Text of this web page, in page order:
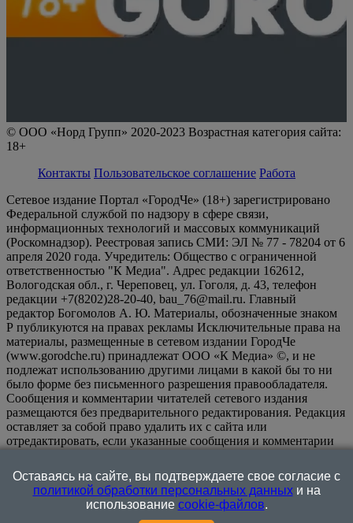
© ООО «Норд Групп» 2020-2023 Возрастная категория сайта:
18+
Контакты Пользовательское соглашение Работа
Сетевое издание Портал «ГородЧе» (18+) зарегистрировано
Федеральной службой по надзору в сфере связи,
информационных технологий и массовых коммуникаций
(Роскомнадзор). Реестровая запись СМИ: ЭЛ № 77 - 78204 от 6
апреля 2020 года. Учредитель: Общество с ограниченной
ответственностью "К Медиа". Адрес редакции 162612,
Вологодская обл., г. Череповец, ул. Гоголя, д. 43, телефон
редакции +7(8202)28-20-40, bau_76@mail.ru. Главный
редактор Богомолов А. Ю. Материалы, обозначенные знаком
Р публикуются на правах рекламы Исключительные права на
материалы, размещенные в сетевом издании ГородЧе
(www.gorodche.ru) принадлежат ООО «К Медиа» ©, и не
подлежат использованию другими лицами в какой бы то ни
было форме без письменного разрешения правообладателя.
Сообщения и комментарии читателей сетевого издания
размещаются без предварительного редактирования. Редакция
оставляет за собой право удалить их с сайта или
отредактировать, если указанные сообщения и комментарии
или нарушением иных требований закона.
информационном ресурсе применяются рекомендательные
технологии (информационные технологии предоставления
информации на основе сбора, систематизации и анализа
Оставаясь на сайте, вы подтверждаете свое согласие с
политикой обработки персональных данныхи на
использование cookie-файлов.